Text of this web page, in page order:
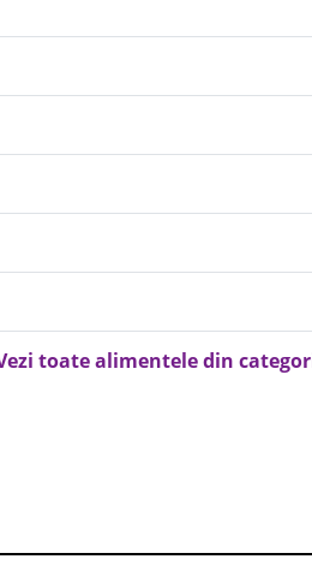
toate alimentele din